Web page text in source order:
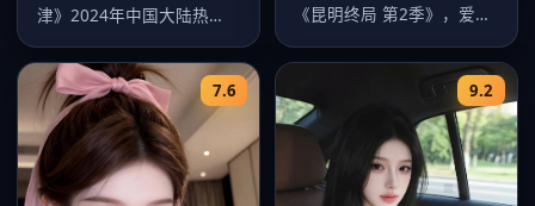
津》2024年中国大陆热
衔，畅看好看…
《昆明终局 第2季》，爱情
出色，2…
7.6 9.2